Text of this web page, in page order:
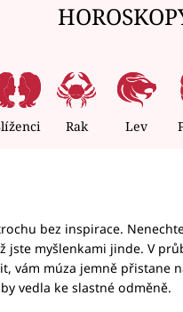
Rak Lev
bez inspirace.
myšlenkami jinde. V
vám múza jemně přistane
vedla ke slastné odměně.